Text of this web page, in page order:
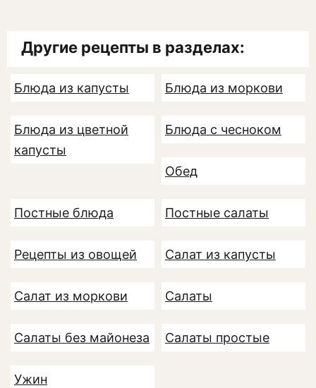
Другие рецепты в разделах:
Блюда из капусты Блюда из моркови
Блюда из цветной
капусты
Блюда с чесноком
Обед
Постные блюда Постные салаты
Рецепты из овощей Салат из капусты
Салат из моркови Салаты
Салаты без майонеза Салаты простые
Ужин